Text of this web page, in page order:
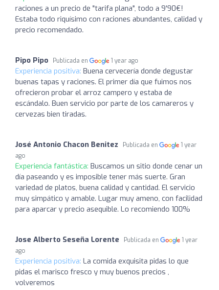
raciones a un precio de "tarifa plana", todo a 9'90€!
Estaba todo riquísimo con raciones abundantes, calidad y
precio recomendado.
Pipo Pipo Publicada en 1 year ago
Experiencia positiva: Buena cervecería donde degustar
buenas tapas y raciones. El primer día que fuimos nos
ofrecieron probar el arroz campero y estaba de
escándalo. Buen servicio por parte de los camareros y
cervezas bien tiradas.
José Antonio Chacon Benitez Publicada en
1 year
ago
Experiencia fantástica: Buscamos un sitio donde cenar un
día paseando y es imposible tener más suerte. Gran
variedad de platos, buena calidad y cantidad. El servicio
muy simpático y amable. Lugar muy ameno, con facilidad
para aparcar y precio asequible. Lo recomiendo 100%
Jose Alberto Seseña Lorente Publicada en
1 year
ago
Experiencia positiva: La comida exquisita pidas lo que
pidas el marisco fresco y muy buenos precios ,
volveremos